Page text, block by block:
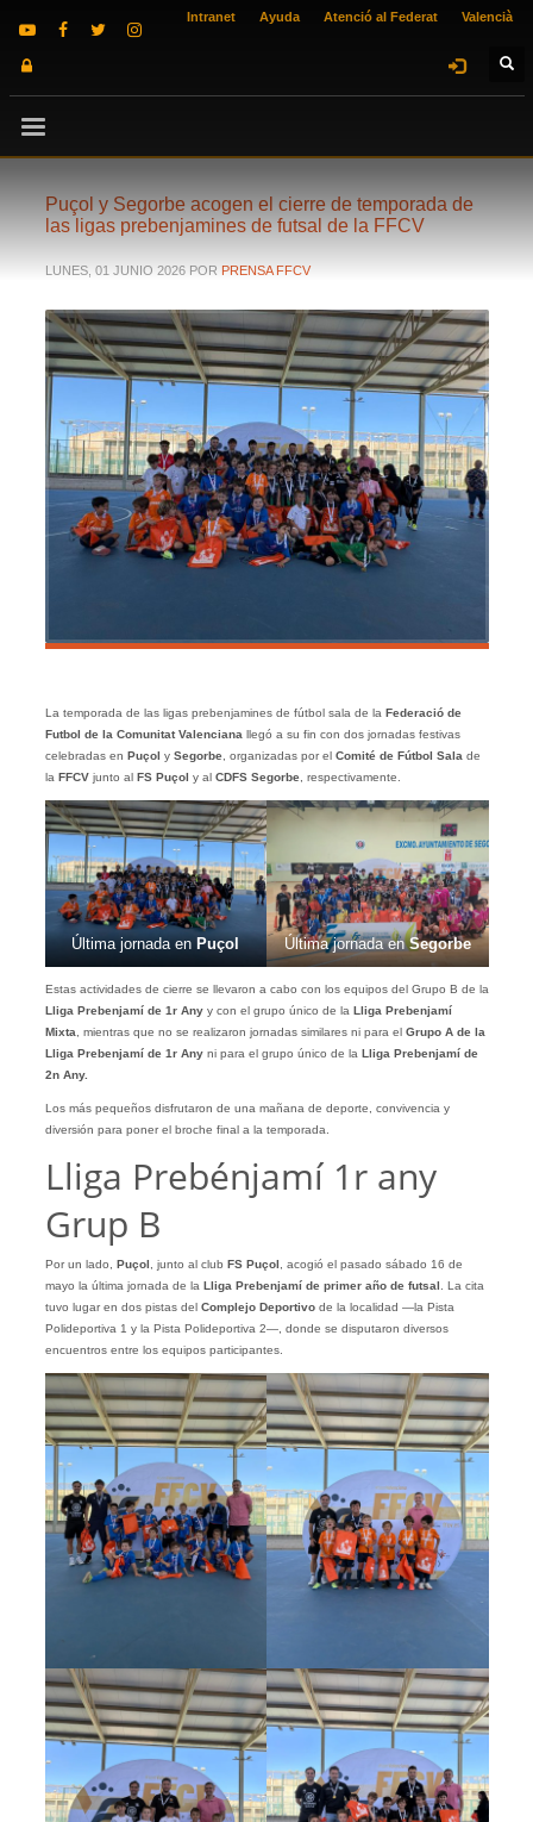
Intranet Ayuda Atenció al Federat Valencià
Puçol y Segorbe acogen el cierre de temporada de
las ligas prebenjamines de futsal de la FFCV
LUNES, 01 JUNIO 2026 POR PRENSA FFCV
La temporada de las ligas prebenjamines de fútbol sala de la Federació de
Futbol de la Comunitat Valenciana llegó a su fin con dos jornadas festivas
celebradas en Puçol y Segorbe, organizadas por el Comité de Fútbol Sala de
la FFCVjunto alFS Puçol y al CDFS Segorbe, respectivamente.
Última jornada enPuçol Última jornada enSegorbe
Estas actividades de cierre se llevaron a cabo con los equipos del Grupo B de la
Lliga Prebenjamí de 1r Anyy con el grupo único de la Lliga Prebenjamí
Mixta , mientras que no se realizaron jornadas similares ni para el Grupo A de la
Lliga Prebenjamí de 1r Anyni para el grupo único de la Lliga Prebenjamí de
2n Any.
Los más pequeños disfrutaron de una mañana de deporte, convivencia y
diversión para poner el broche final a la temporada.
Lliga Prebénjamí 1r any
Grup B
Por un lado, Puçol , junto al club FS Puçol , acogió el pasado sábado 16 de
mayo la última jornada de la Lliga Prebenjamí de primer año de futsal . La cita
tuvo lugar en dos pistas del Complejo Deportivode la localidad —la Pista
Polideportiva 1 y la Pista Polideportiva 2—, donde se disputaron diversos
encuentros entre los equipos participantes.